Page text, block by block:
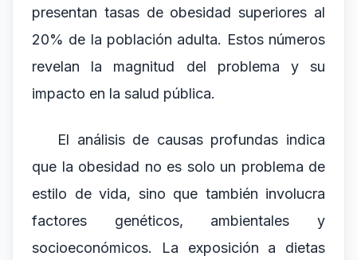
presentan tasas de obesidad superiores al
20% de la población adulta. Estos números
revelan la magnitud del problema y su
impacto en la salud pública.
El análisis de causas profundas indica
que la obesidad no es solo un problema de
estilo de vida, sino que también involucra
factores genéticos, ambientales y
socioeconómicos. La exposición a dietas